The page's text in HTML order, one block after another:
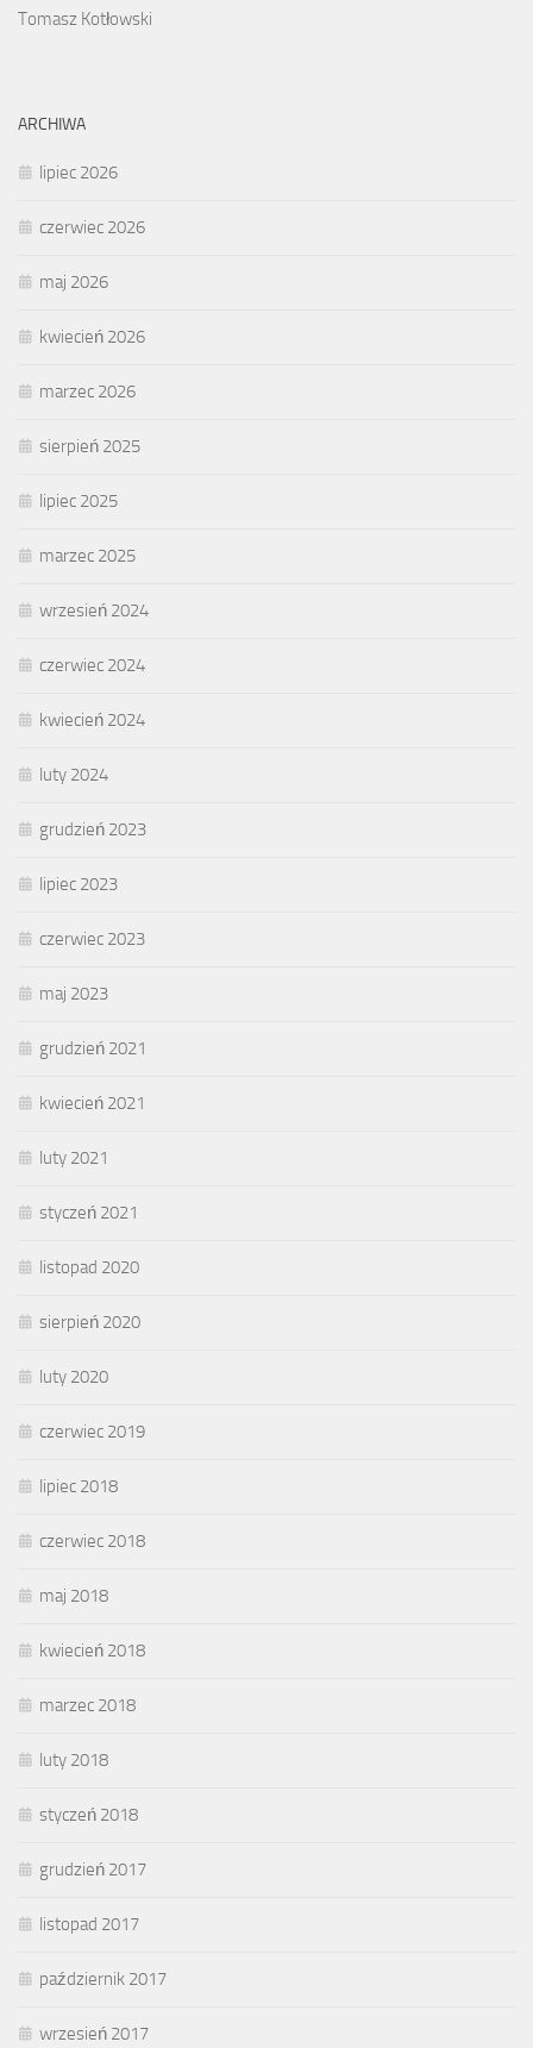
Tomasz Kotłowski
ARCHIWA
lipiec 2026
czerwiec 2026
maj 2026
kwiecień 2026
marzec 2026
sierpień 2025
lipiec 2025
marzec 2025
wrzesień 2024
czerwiec 2024
kwiecień 2024
luty 2024
grudzień 2023
lipiec 2023
czerwiec 2023
maj 2023
grudzień 2021
kwiecień 2021
luty 2021
styczeń 2021
listopad 2020
sierpień 2020
luty 2020
czerwiec 2019
lipiec 2018
czerwiec 2018
maj 2018
kwiecień 2018
marzec 2018
luty 2018
styczeń 2018
grudzień 2017
listopad 2017
październik 2017
wrzesień 2017